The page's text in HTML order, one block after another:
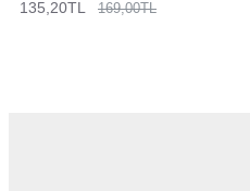
135,20TL 169,00TL